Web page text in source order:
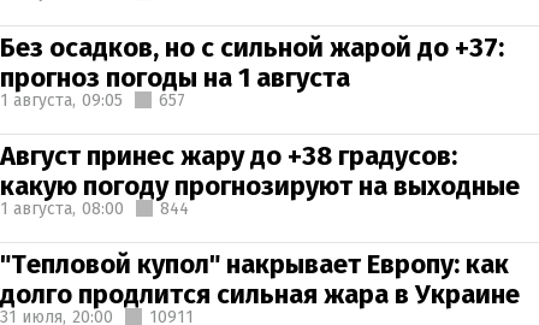
Без осадков, но с сильной жарой до +37:
прогноз погоды на 1 августа
1 августа, 09:05 657
Август принес жару до +38 градусов:
какую погоду прогнозируют на выходные
1 августа, 08:00 844
"Тепловой купол" накрывает Европу: как
долго продлится сильная жара в Украине
31 июля, 20:00 10911